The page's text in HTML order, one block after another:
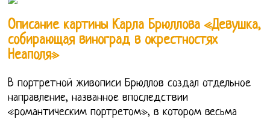
Описание картины Карла Брюллова «Девушка,
собирающая виноград в окрестностях
Неаполя»
В портретной живописи Брюллов создал отдельное
направление, названное впоследствии
«романтическим портретом», в котором весьма